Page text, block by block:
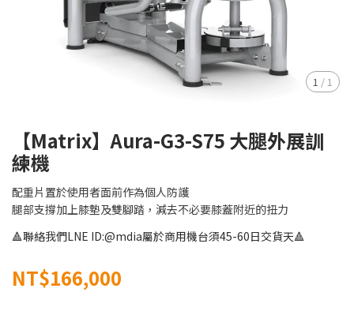
1 / 1
【Matrix】Aura-G3-S75 大腿外展訓
練機
配重片置於使用者面前作為個人防護
腿部支撐加上膝墊及雙腳踏，減去不必要膝蓋附近的扭力
🔺聯絡我們LNE ID:@mdia屬於商用機台須45-60日交貨天🔺
NT$166,000